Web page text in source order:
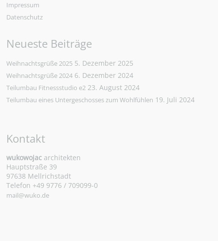
Impressum
Datenschutz
Neueste Beiträge
Weihnachtsgrüße 2025 5. Dezember 2025
Weihnachtsgrüße 2024 6. Dezember 2024
Teilumbau Fitnessstudio e2 23. August 2024
Teilumbau eines Untergeschosses zum Wohlfühlen 19. Juli 2024
Kontakt
wukowojac architekten
Hauptstraße 39
97638 Mellrichstadt
Telefon +49 9776 / 709099-0
mail@wuko.de